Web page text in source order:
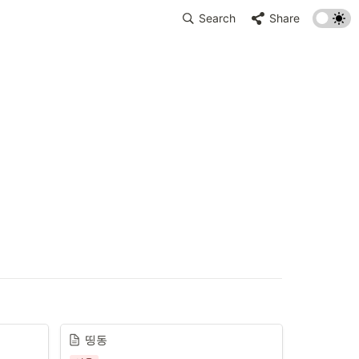
Search Share
띵동